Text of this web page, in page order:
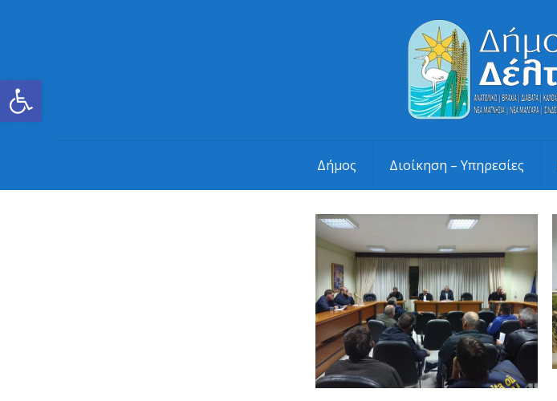
Ανοίξτε τη γραμμή εργαλείων
Δήμος Διοίκηση – Υπηρεσίες